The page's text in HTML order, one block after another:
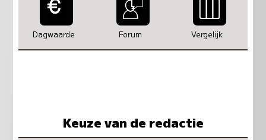
Dagwaarde Forum Vergelijk
Keuze van de redactie